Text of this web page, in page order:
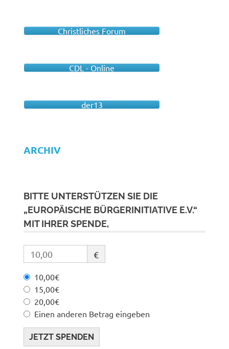
Christliches Forum
CDL - Online
der13
ARCHIV
BITTE UNTERSTÜTZEN SIE DIE
„EUROPÄISCHE BÜRGERINITIATIVE E.V.“
MIT IHRER SPENDE,
€
10,00€
15,00€
20,00€
Einen anderen Betrag eingeben
JETZT SPENDEN